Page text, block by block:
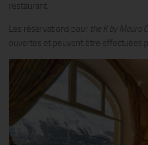
restaurant.
Les réservations pour the K by Mauro
ouvertes et peuvent être effectuées